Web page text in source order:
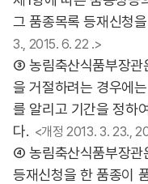
그 품종목록 등재신청
3., 2015. 6. 22 .>
③ 농림축산식품부장관
을 거절하려는 경우에
를 알리고 기간을 정하
다. <개정 2013. 3. 23.,
④ 농림축산식품부장관
등재신청을 한 품종이